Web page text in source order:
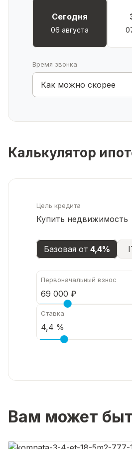
Сегодня
06 августа
Время звонка
Как можно скорее
Калькулятор
Цель кредита
Купить недвижимость
Базовая от 4,4%
Первоначальный взнос
Ставка
Вам может